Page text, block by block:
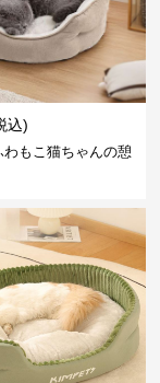
込)
もこ猫ちゃんの憩